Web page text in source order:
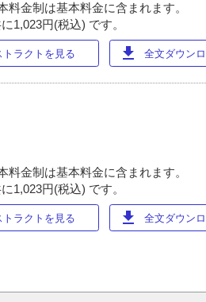
金制は基本料金に含まれます。
1,023円(税込) です。
トラクトを見る download 全文ダウン
金制は基本料金に含まれます。
1,023円(税込) です。
トラクトを見る download 全文ダウン